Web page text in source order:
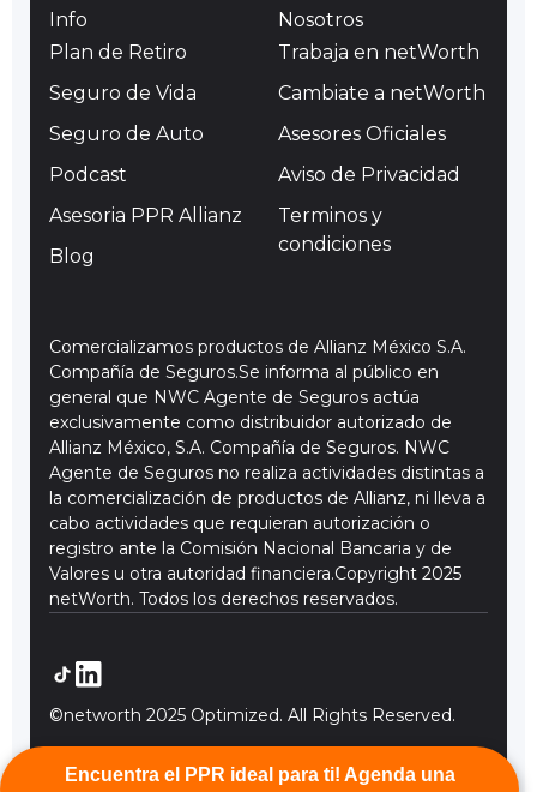
Encuentra el PPR ideal para ti! Agenda una
Info
Plan de Retiro
Seguro de Vida
Seguro de Auto
Podcast
Asesoria PPR Allianz
Blog
Nosotros
Trabaja en netWorth
Cambiate a netWorth
Asesores Oficiales
Aviso de Privacidad
Terminos y
condiciones
Comercializamos productos de Allianz México S.A.
Compañía de Seguros.Se informa al público en
general que NWC Agente de Seguros actúa
exclusivamente como distribuidor autorizado de
Allianz México, S.A. Compañía de Seguros. NWC
Agente de Seguros no realiza actividades distintas a
la comercialización de productos de Allianz, ni lleva a
cabo actividades que requieran autorización o
registro ante la Comisión Nacional Bancaria y de
Valores u otra autoridad financiera.Copyright 2025
netWorth. Todos los derechos reservados.
©networth 2025 Optimized. All Rights Reserved.